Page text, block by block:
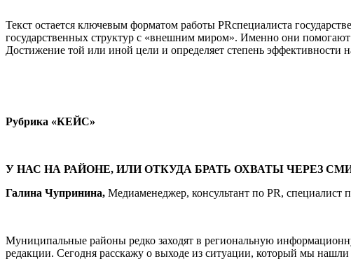
Текст остается ключевым форматом работы PRспециалиста
государственных структур с «внешним миром». Именно они
Достижение той или иной цели и определяет степень эффективности
Рубрика «КЕЙС»
У НАС НА РАЙОНЕ, ИЛИ ОТКУДА БРАТЬ ОХВАТЫ ЧЕРЕЗ
Галина Чупринина, Медиаменеджер, консультант по PR,
Муниципальные районы редко заходят в региональную
редакции. Сегодня расскажу о выходе из ситуации, который мы нашли